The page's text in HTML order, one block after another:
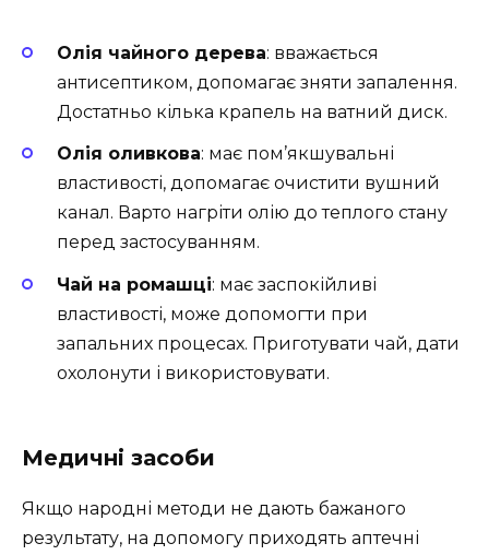
Олія чайного дерева: вважається
антисептиком, допомагає зняти запалення.
Достатньо кілька крапель на ватний диск.
Олія оливкова: має пом’якшувальні
властивості, допомагає очистити вушний
канал. Варто нагріти олію до теплого стану
перед застосуванням.
Чай на ромашці: має заспокійливі
властивості, може допомогти при
запальних процесах. Приготувати чай, дати
охолонути і використовувати.
Медичні засоби
Якщо народні методи не дають бажаного
результату, на допомогу приходять аптечні